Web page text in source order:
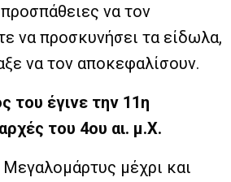
να τον
να προσκυνήσει τα είδωλα,
να τον αποκεφαλίσουν.
του έγινε την 11η
του 4ου αι. μ.Χ.
μέχρι και